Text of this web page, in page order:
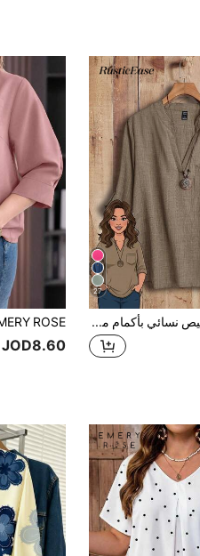
27
Rusticease قميص نسائي بأكمام ملفوفة بياقة على شكل حرف V للمقاسات الكبيرة، أزياء غربية نسائية
JOD8.60